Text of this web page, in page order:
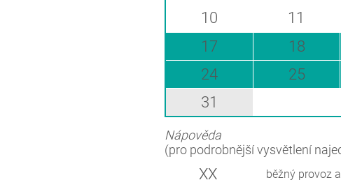
10
11
17
18
24
25
31
Nápověda
(pro podrobnější vysvětlení
XX běžný provoz